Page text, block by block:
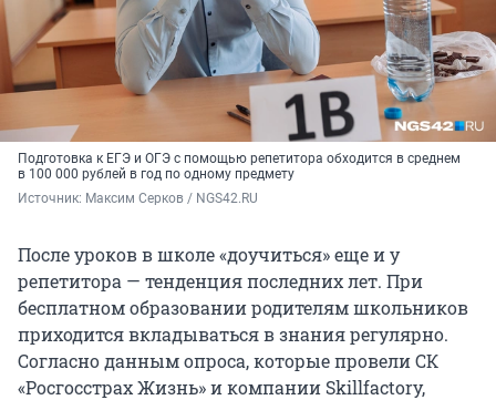
Подготовка к ЕГЭ и ОГЭ с помощью репетитора обходится в среднем
в 100 000 рублей в год по одному предмету
Источник: Максим Серков / NGS42.RU
После уроков в школе «доучиться» еще и у
репетитора — тенденция последних лет. При
бесплатном образовании родителям школьников
приходится вкладываться в знания регулярно.
Согласно данным опроса, которые провели СК
«Росгосстрах Жизнь» и компании Skillfactory,